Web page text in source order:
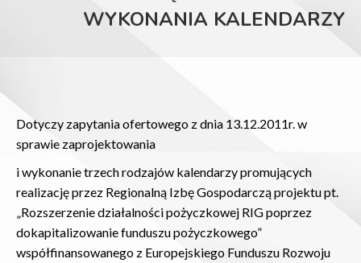
WYKONANIA KALENDARZY
Dotyczy zapytania ofertowego z dnia 13.12.2011r. w
sprawie zaprojektowania
i wykonanie trzech rodzajów kalendarzy promujących
realizację przez Regionalną Izbę Gospodarczą projektu pt.
„Rozszerzenie działalności pożyczkowej RIG poprzez
dokapitalizowanie funduszu pożyczkowego”
współfinansowanego z Europejskiego Funduszu Rozwoju